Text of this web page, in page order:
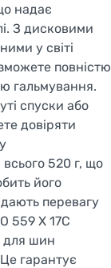
надає
З дисковими
у світі
повністю
гальмування.
спуски або
довіряти
520 г, що
його
перевагу
559 X 17C
для шин
гарантує